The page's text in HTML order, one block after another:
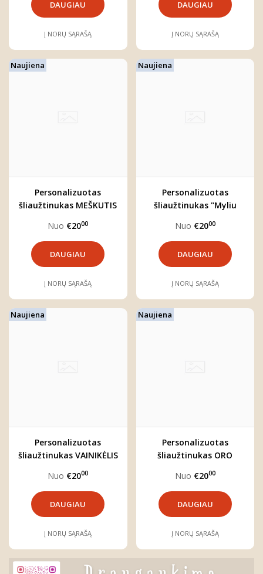
DAUGIAU
Į NORŲ SĄRAŠĄ
DAUGIAU
Į NORŲ SĄRAŠĄ
Naujiena
Personalizuotas
šliaužtinukas MEŠKUTIS
Nuo €2000
DAUGIAU
Į NORŲ SĄRAŠĄ
Naujiena
Personalizuotas
šliaužtinukas "Myliu
Nuo €2000
DAUGIAU
Į NORŲ SĄRAŠĄ
Naujiena
Personalizuotas
šliaužtinukas VAINIKĖLIS
Nuo €2000
DAUGIAU
Į NORŲ SĄRAŠĄ
Naujiena
Personalizuotas
šliaužtinukas ORO
Nuo €2000
DAUGIAU
Į NORŲ SĄRAŠĄ